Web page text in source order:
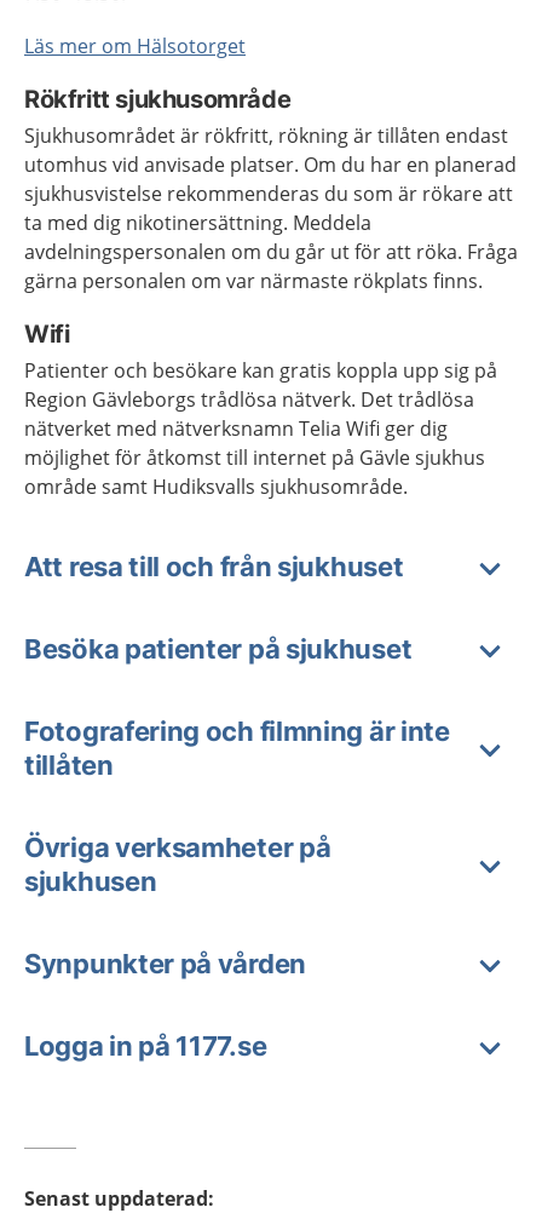
Läs mer om Hälsotorget
Rökfritt sjukhusområde
Sjukhusområdet är rökfritt, rökning är tillåten endast
utomhus vid anvisade platser. Om du har en planerad
sjukhusvistelse rekommenderas du som är rökare att
ta med dig nikotinersättning. Meddela
avdelningspersonalen om du går ut för att röka. Fråga
gärna personalen om var närmaste rökplats finns.
Wifi
Patienter och besökare kan gratis koppla upp sig på
Region Gävleborgs trådlösa nätverk. Det trådlösa
nätverket med nätverksnamn Telia Wifi ger dig
möjlighet för åtkomst till internet på Gävle sjukhus
område samt Hudiksvalls sjukhusområde.
Att resa till och från sjukhuset
Besöka patienter på sjukhuset
Fotografering och filmning är inte
tillåten
Övriga verksamheter på
sjukhusen
Synpunkter på vården
Logga in på 1177.se
Senast uppdaterad: